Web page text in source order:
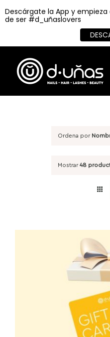
contenido
Ordena por
Mostrar48
Descárgate la App y
de ser #d_uñaslovers